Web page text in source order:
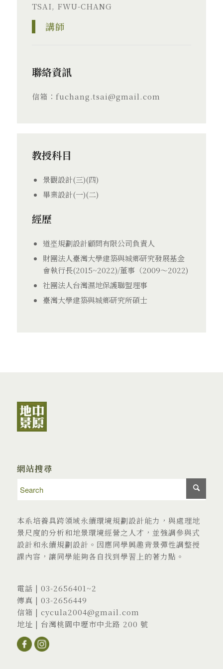
TSAI, FWU-CHANG
講師
聯絡資訊
信箱：fuchang.tsai@gmail.com
教授科目
景觀設計(三)(四)
畢業設計(一)(二)
經歷
道埊規劃設計顧問有限公司負責人
財團法人臺灣大學建築與城鄉研究發展基金
會執行長(2015~2022)/董事（2009～2022)​
社團法人台灣濕地保護聯盟理事
臺灣大學建築與城鄉研究所碩士
網站搜尋
本系培養具跨領域永續環境規劃設計能力，與處理地
景尺度的分析和地景環境經營之人才，並強調參與式
設計和永續規劃設計。因應同學興趣背景彈性調整授
課內容，讓同學能夠各自找到學習上的著力點。
電話 | 03-2656401 ~2
傳真 | 03-2656449
信箱 | cycula2004@gmail.com
地址 | 台灣桃園中壢市中北路 200 號